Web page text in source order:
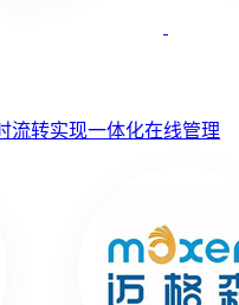
流转实现一体化在线管理